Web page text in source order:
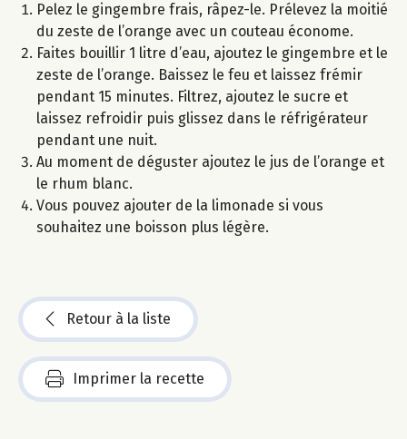
Pelez le gingembre frais, râpez-le. Prélevez la moitié
du zeste de l’orange avec un couteau économe.
Faites bouillir 1 litre d’eau, ajoutez le gingembre et le
zeste de l’orange. Baissez le feu et laissez frémir
pendant 15 minutes. Filtrez, ajoutez le sucre et
laissez refroidir puis glissez dans le réfrigérateur
pendant une nuit.
Au moment de déguster ajoutez le jus de l’orange et
le rhum blanc.
Vous pouvez ajouter de la limonade si vous
souhaitez une boisson plus légère.
Retour à la liste
Imprimer la recette